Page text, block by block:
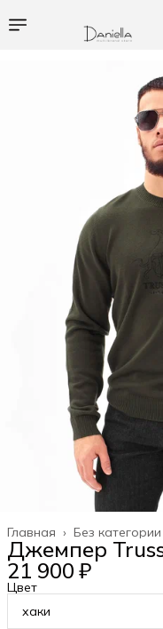
Без категории
Главная ›
Джемпер
21 900 ₽
Цвет
хаки